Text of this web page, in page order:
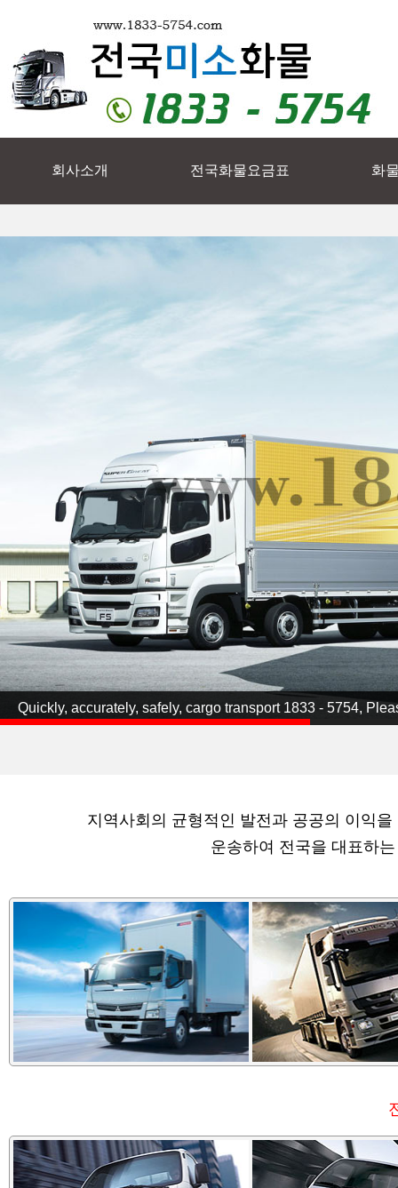
회사소개 전국화물요금표 화
Quickly, accurately, safely, cargo transport 1833 - 5754,
지역사회의 균형적인 발전과 공공의 이익
운송하여 전국을 대표하